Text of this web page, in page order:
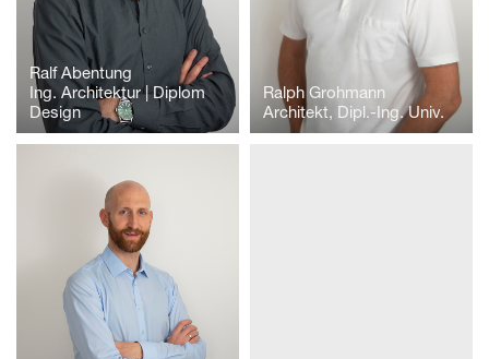
Ralf Abentung
Ing. Architektur | Diplom
Design
Ralph Grohmann
Architekt, Dipl.-Ing. Univ.